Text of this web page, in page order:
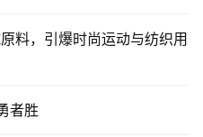
料，引爆时尚运动与纺织用
者胜